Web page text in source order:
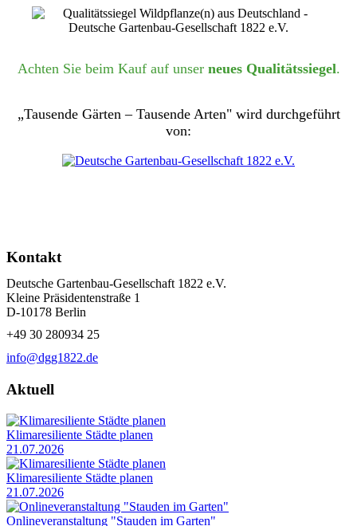
Achten Sie beim Kauf auf unser neues Qualitätssiegel.
„Tausende Gärten – Tausende Arten" wird durchgeführt
von:
Kontakt
Deutsche Gartenbau-Gesellschaft 1822 e.V.
Kleine Präsidentenstraße 1
D-10178 Berlin
+49 30 280934 25
info@dgg1822.de
Aktuell
Klimaresiliente Städte planen
21.07.2026
Klimaresiliente Städte planen
21.07.2026
Onlineveranstaltung "Stauden im Garten"